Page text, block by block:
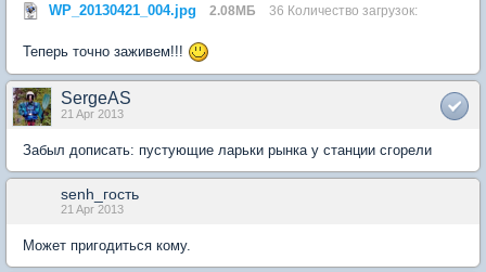
WP_20130421_004.jpg
2.08МБ 36 Количество загрузок:
Теперь точно заживем!!!
SergeAS
21 Apr 2013
Забыл дописать: пустующие ларьки рынка у станции сгорели
senh_гость
21 Apr 2013
Может пригодиться кому.